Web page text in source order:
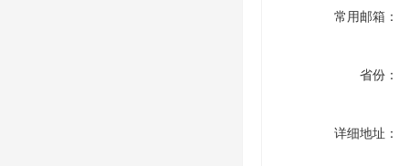
常用邮箱：
省份：
详细地址：